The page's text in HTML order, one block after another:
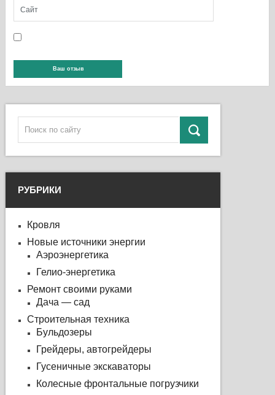
РУБРИКИ
Кровля
Новые источники энергии
Аэроэнергетика
Гелио-энергетика
Ремонт своими руками
Дача — сад
Строительная техника
Бульдозеры
Грейдеры, автогрейдеры
Гусеничные экскаваторы
Колесные фронтальные погрузчики